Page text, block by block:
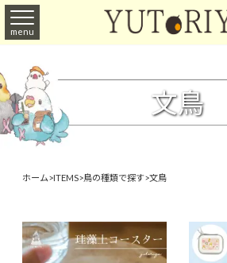
menu
文鳥
ホーム>ITEMS>鳥の種類で探す>文鳥